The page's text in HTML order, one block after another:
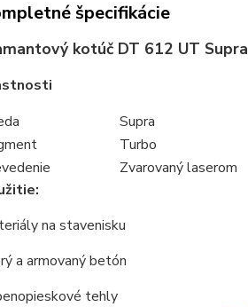
špecifikácie
kotúč DT 612 UT Supra
Supra
Turbo
Zvarovaný laserom
na stavenisku
a armovaný betón
tehly